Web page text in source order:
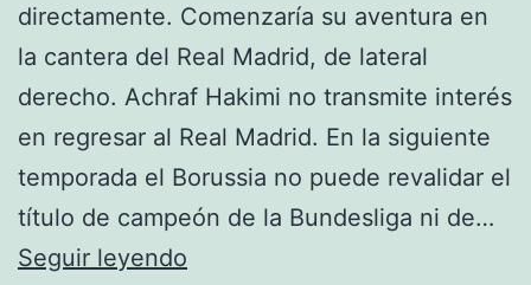
directamente. Comenzaría su aventura en
la cantera del Real Madrid, de lateral
derecho. Achraf Hakimi no transmite interés
en regresar al Real Madrid. En la siguiente
temporada el Borussia no puede revalidar el
título de campeón de la Bundesliga ni de…
Seguir leyendo